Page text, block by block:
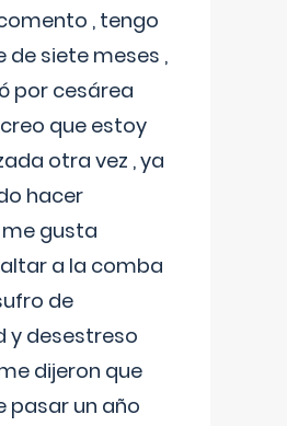
, tengo
de siete meses ,
por cesárea
que estoy
otra vez , ya
hacer
gusta
a la comba
de
y desestreso
dijeron que
pasar un año